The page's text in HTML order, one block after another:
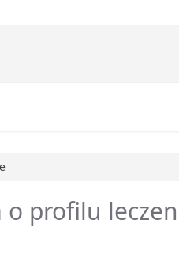
profilu